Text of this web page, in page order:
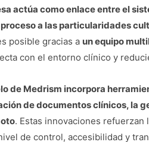
actúa como enlace entre el
a las particularidades
posible gracias a un equipo
con el entorno clínico y
de Medrism incorpora
de documentos clínicos, la
. Estas innovaciones
de control, accesibilidad y